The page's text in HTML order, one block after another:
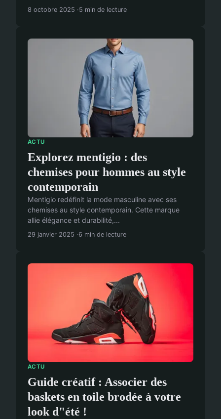
8 octobre 2025 5 min de lecture
ACTU
Explorez mentigio : des
chemises pour hommes au style
contemporain
Mentigio redéfinit la mode masculine avec ses
chemises au style contemporain. Cette marque
allie élégance et durabilité,...
29 janvier 2025 6 min de lecture
ACTU
Guide créatif : Associer des
baskets en toile brodée à votre
look d"été !